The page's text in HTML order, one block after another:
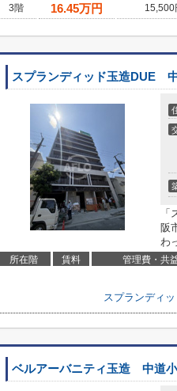
3階
16.45万円 15,500
スプランディッド玉造DUE
阪
わ
所在階 賃料 管理費・共
スプランディ
ベルアーバニティ玉造 中道